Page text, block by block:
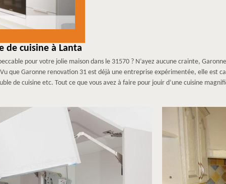
de cuisine à Lanta
pour votre jolie maison dans le 31570 ? N’ayez aucune crainte,
que Garonne renovation 31 est déjà une entreprise expérimentée, elle est
de cuisine etc. Tout ce que vous avez à faire pour jouir d’une cuisine